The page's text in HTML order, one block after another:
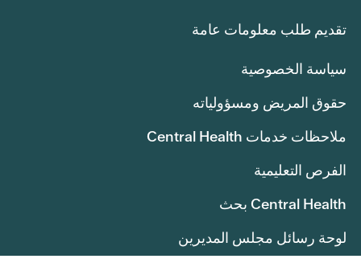
تقديم طلب معلومات عامة
سياسة الخصوصية
حقوق المريض ومسؤولياته
ملاحظات خدمات Central Health
الفرص التعليمية
Central Health بحث
لوحة رسائل مجلس المديرين